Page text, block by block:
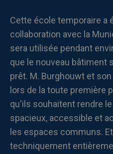
Cette école temporaire a
collaboration avec la
sera utilisée pendant
que le nouveau bâtiment
prêt. M. Burghouwt et
lors de la toute première
qu'ils souhaitent rendre
spacieux, accessible et
les espaces communs.
techniquement